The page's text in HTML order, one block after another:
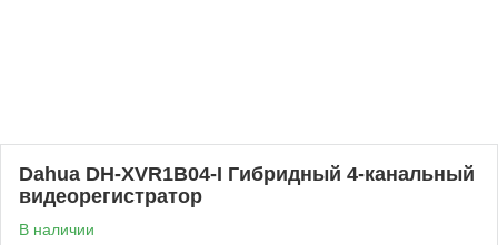
Dahua DH-XVR1B04-I Гибридный 4-канальный
видеорегистратор
В наличии